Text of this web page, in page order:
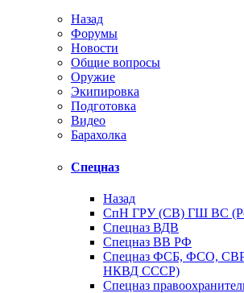
Назад
Форумы
Новости
Общие вопросы
Оружие
Экипировка
Подготовка
Видео
Барахолка
Спецназ
Назад
СпН ГРУ (СВ) ГШ ВС
Спецназ ВДВ
Спецназ ВВ РФ
Спецназ ФСБ, ФСО,
НКВД СССР)
Спецназ